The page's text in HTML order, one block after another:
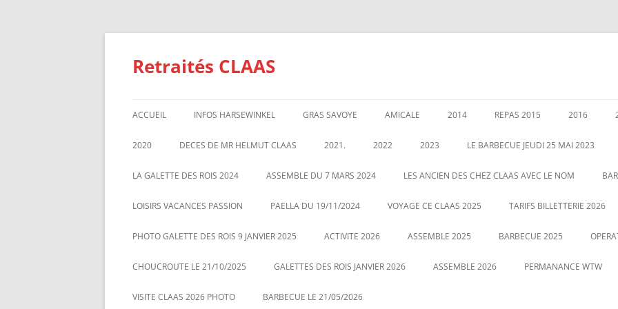
Aller
Retraités CLAAS
ACCUEIL INFOS HARSEWINKEL
ACTIVITE 2025
TARIFS BILLETTERIE AU 01/1/2025
GRAS SAVOYE
LES PERMANENCES GARANTIES AU 1 JANVIER 2020
AMICALE
CRÉATION DE AMICALE
POUR NOUS CONTACTER
2014
ASSEMBLEE 2014
COUSCOUS EN 2014
REPAS 2015 2016
GALETTE
CENTRALE
2020
GALETTE DES ROIS 2020
ASSEMBLÉ DES RETRAITÉS LE 5
DECES DE MR HELMUT CLAAS 2021. 2022
ASSEMBLE 2022
LE 21 MAI 2022 BARBECUE PHOTO
PHOTO POUR AGRANDIR
2023
GALETTE DES ROIS LE 12 JANVIER
LE BARBECUE JEUDI 25 MAI 2023
LA GALETTE DES ROIS 2024 ASSEMBLE DU 7 MARS 2024 LES ANCIEN DES CHEZ CLAAS AVEC LE NOM
LOISIRS VACANCES PASSION PAELLA DU 19/11/2024 VOYAGE CE CLAAS 2025 TARIFS BILLETTERIE 2026
PHOTO GALETTE DES ROIS 9 JANVIER 2025 ACTIVITE 2026 ASSEMBLE 2025 BARBECUE 2025
CHOUCROUTE LE 21/10/2025 GALETTES DES ROIS JANVIER 2026 ASSEMBLE 2026 PERMANANCE WTW
VISITE CLAAS 2026 PHOTO BARBECUE LE 21/05/2026